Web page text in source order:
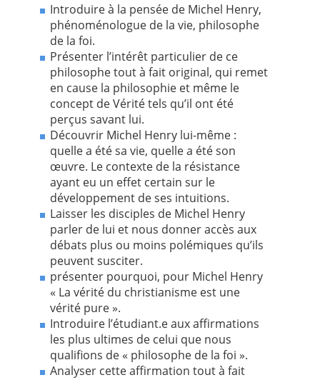
Introduire à la pensée de Michel Henry,
phénoménologue de la vie, philosophe
de la foi.
Présenter l’intérêt particulier de ce
philosophe tout à fait original, qui remet
en cause la philosophie et même le
concept de Vérité tels qu’il ont été
perçus savant lui.
Découvrir Michel Henry lui-même :
quelle a été sa vie, quelle a été son
œuvre. Le contexte de la résistance
ayant eu un effet certain sur le
développement de ses intuitions.
Laisser les disciples de Michel Henry
parler de lui et nous donner accès aux
débats plus ou moins polémiques qu’ils
peuvent susciter.
présenter pourquoi, pour Michel Henry
« La vérité du christianisme est une
vérité pure ».
Introduire l’étudiant.e aux affirmations
les plus ultimes de celui que nous
qualifions de « philosophe de la foi ».
Analyser cette affirmation tout à fait